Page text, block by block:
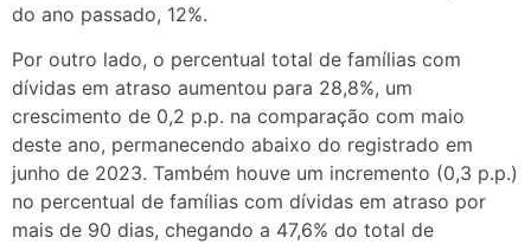
do ano passado, 12%.
Por outro lado, o percentual total de famílias com
dívidas em atraso aumentou para 28,8%, um
crescimento de 0,2 p.p. na comparação com maio
deste ano, permanecendo abaixo do registrado em
junho de 2023. Também houve um incremento (0,3 p.p.)
no percentual de famílias com dívidas em atraso por
mais de 90 dias, chegando a 47,6% do total de